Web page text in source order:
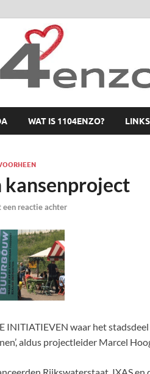
WAT IS 1104ENZO? LINKS
kansenproject
een reactie achter
INITIATIEVEN waar het
aldus projectleider Marcel
Rijkswaterstaat, IXAS